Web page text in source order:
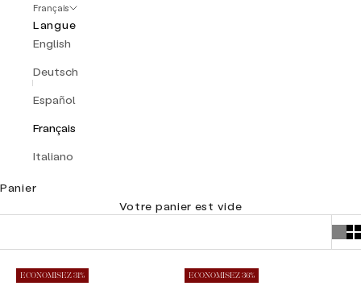
Français
Langue
English
Deutsch
Español
Français
Italiano
Panier
Votre panier est vide
ECONOMISEZ 31% ECONOMISEZ 36%